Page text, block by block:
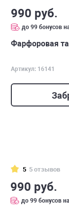
990 руб.
до 99 бонусов
Фарфоровая
Артикул: 16141
5 5 отзывов
990 руб.
до 99 бонусов